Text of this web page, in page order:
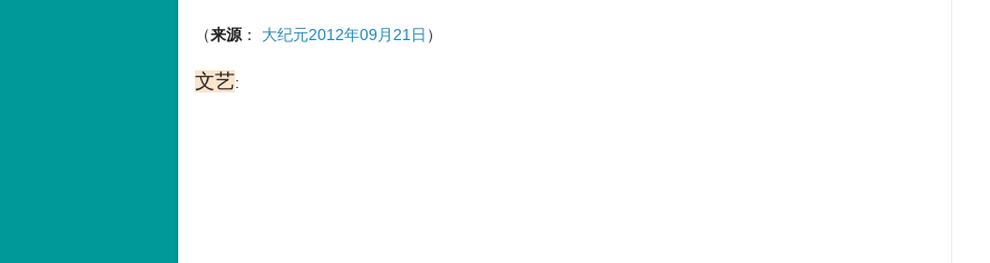
（来源 ： 大纪元2012年09月21日 ）
文艺: